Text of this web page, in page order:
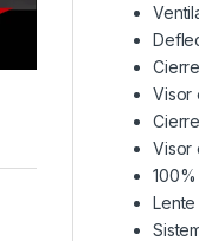
Visor
Visor